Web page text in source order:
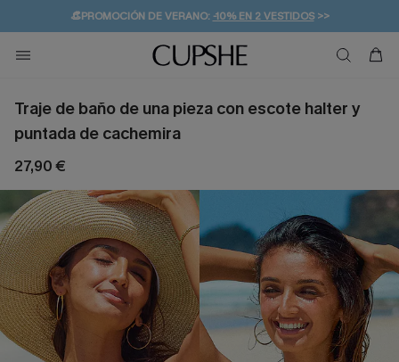
👒PROMOCIÓN DE VERANO:-10% EN 2 VESTIDOS>>
💌¡SUSCRIBIRSE & GANAR -10% EXTRA!
🚚ENVÍO GRATUITO A PARTIR DE 49 € >>
Traje de baño de una pieza con escote halter y
puntada de cachemira
27,90 €